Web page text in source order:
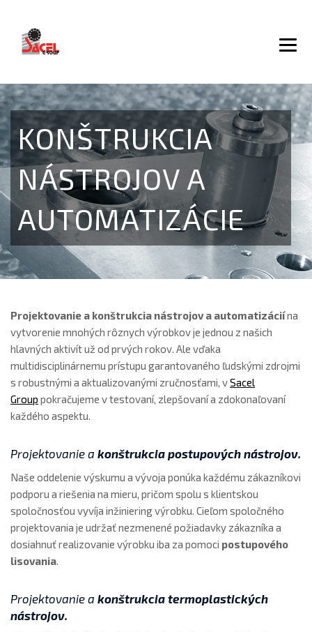
KONŠTRUKCIA
NÁSTROJOV A
AUTOMATIZÁCIE
Projektovanie a konštrukcia nástrojov a automatizáciína
vytvorenie mnohých rôznych výrobkov je jednou z našich
hlavných aktivít už od prvých rokov. Ale vďaka
multidisciplinárnemu prístupu garantovaného ľudskými zdrojmi
s robustnými a aktualizovanými zručnosťami, vSacel
Group pokračujeme v testovaní, zlepšovaní a zdokonaľovaní
každého aspektu.
Projektovanie a konštrukcia postupových nástrojov.
Naše oddelenie výskumu a vývoja ponúka každému zákazníkovi
podporu a riešenia na mieru, pričom spolu s klientskou
spoločnosťou vyvíja inžiniering výrobku. Cieľom spoločného
projektovania je udržať nezmenené požiadavky zákazníka a
dosiahnuť realizovanie výrobku iba za pomoci postupového
lisovania.
Projektovanie a konštrukcia termoplastických
nástrojov.